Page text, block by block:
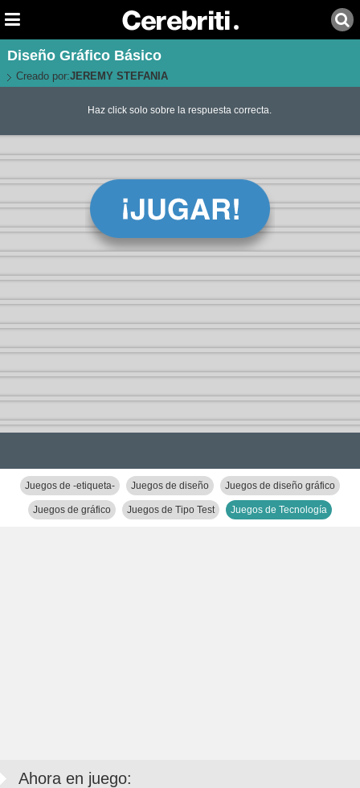
Diseño Gráfico Básico
Creado por:JEREMY STEFANIA
Haz click solo sobre la respuesta correcta.
Juegos de -etiqueta- Juegos de diseño Juegos de diseño gráfico
Juegos de gráfico Juegos de Tipo Test Juegos de Tecnología
Ahora en juego: